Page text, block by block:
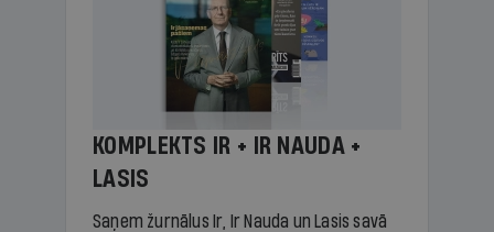
KOMPLEKTS IR + IR NAUDA +
LASIS
Saņem žurnālus Ir, Ir Nauda un Lasis savā